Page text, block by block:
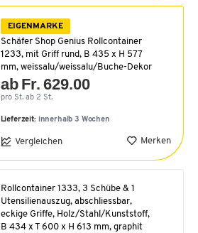
EIGENMARKE
Schäfer Shop Genius Rollcontainer
1233, mit Griff rund, B 435 x H 577
mm, weissalu/weissalu/Buche-Dekor
ab Fr. 629.00
pro St. ab 2 St.
Lieferzeit: innerhalb 3 Wochen
Vergleichen Merken
Rollcontainer 1333, 3 Schübe & 1
Utensilienauszug, abschliessbar,
eckige Griffe, Holz/Stahl/Kunststoff,
B 434 x T 600 x H 613 mm, graphit